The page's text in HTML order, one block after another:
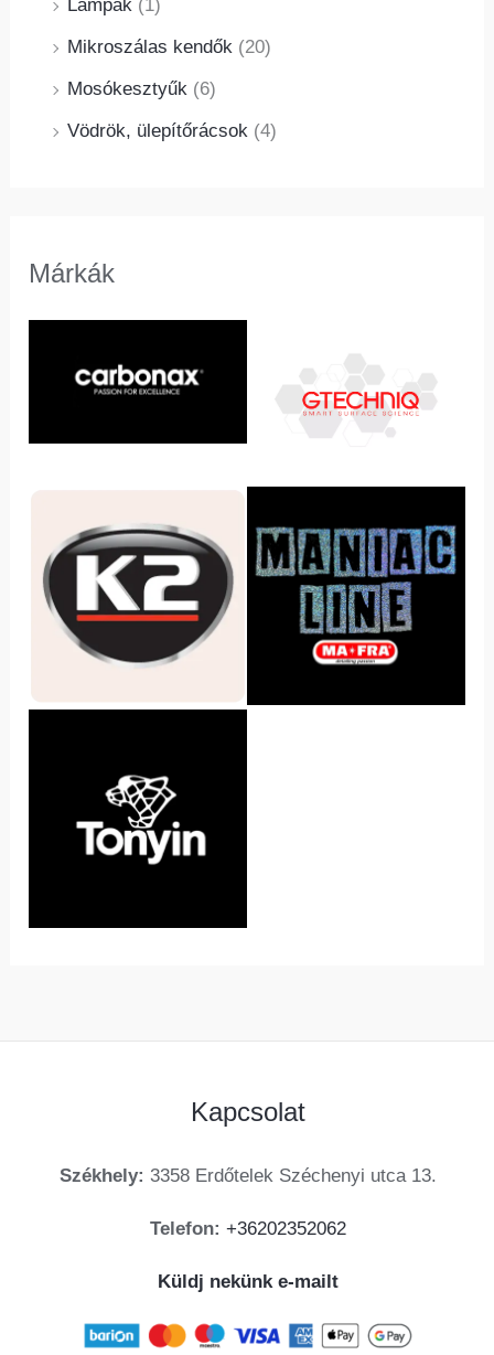
Lámpák (1)
Mikroszálas kendők (20)
Mosókesztyűk (6)
Vödrök, ülepítőrácsok (4)
Márkák
Kapcsolat
Székhely: 3358 Erdőtelek Széchenyi utca 13.
Telefon: +36202352062
Küldj nekünk e-mailt